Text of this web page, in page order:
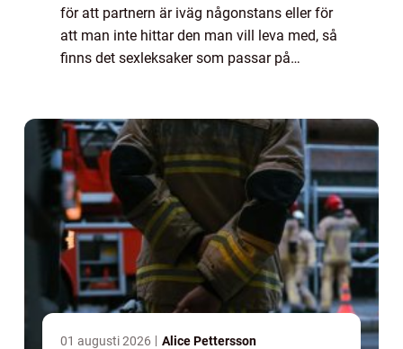
för att partnern är iväg någonstans eller för
att man inte hittar den man vill leva med, så
finns det sexleksaker som passar på
01 augusti 2026 Alice Pettersson